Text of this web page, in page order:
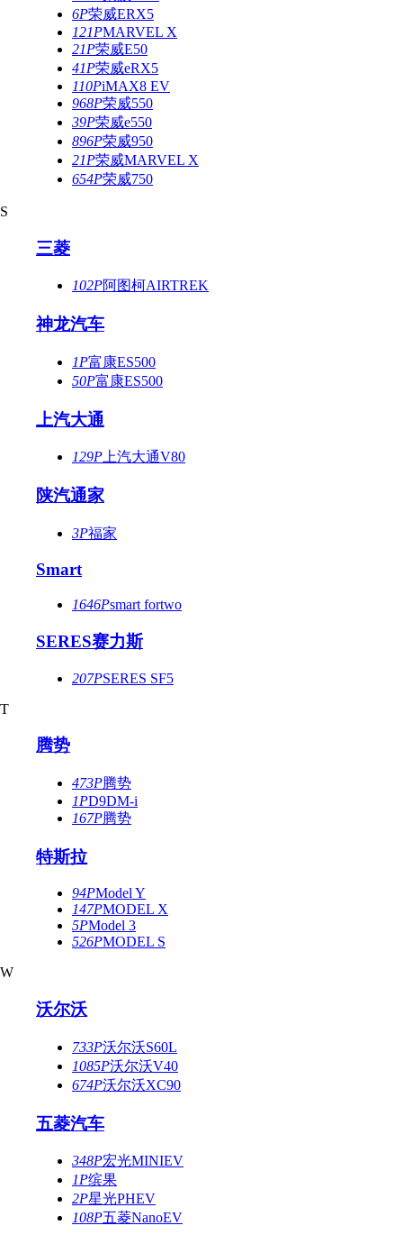
6P荣威ERX5
121PMARVEL X
21P荣威E50
41P荣威eRX5
110PiMAX8 EV
968P荣威550
39P荣威e550
896P荣威950
21P荣威MARVEL X
654P荣威750
S
三菱
102P阿图柯AIRTREK
神龙汽车
1P富康ES500
50P富康ES500
上汽大通
129P 上汽大通V80
陕汽通家
3P福家
Smart
1646Psmart fortwo
SERES赛力斯
207PSERES SF5
T
腾势
473P腾势
1PD9DM-i
167P腾势
特斯拉
94PModel Y
147PMODEL X
5PModel 3
526PMODEL S
W
沃尔沃
733P沃尔沃S60L
1085P沃尔沃V40
674P沃尔沃XC90
五菱汽车
348P宏光MINIEV
1P缤果
2P星光PHEV
108P五菱NanoEV